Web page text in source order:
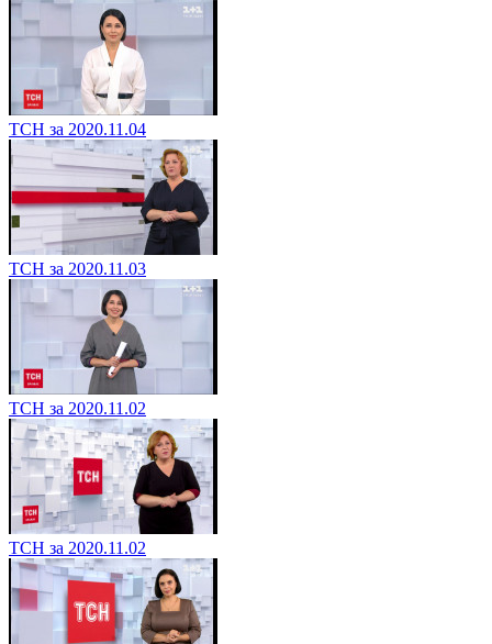
ТСН за 2020.11.04
ТСН за 2020.11.03
ТСН за 2020.11.02
ТСН за 2020.11.02